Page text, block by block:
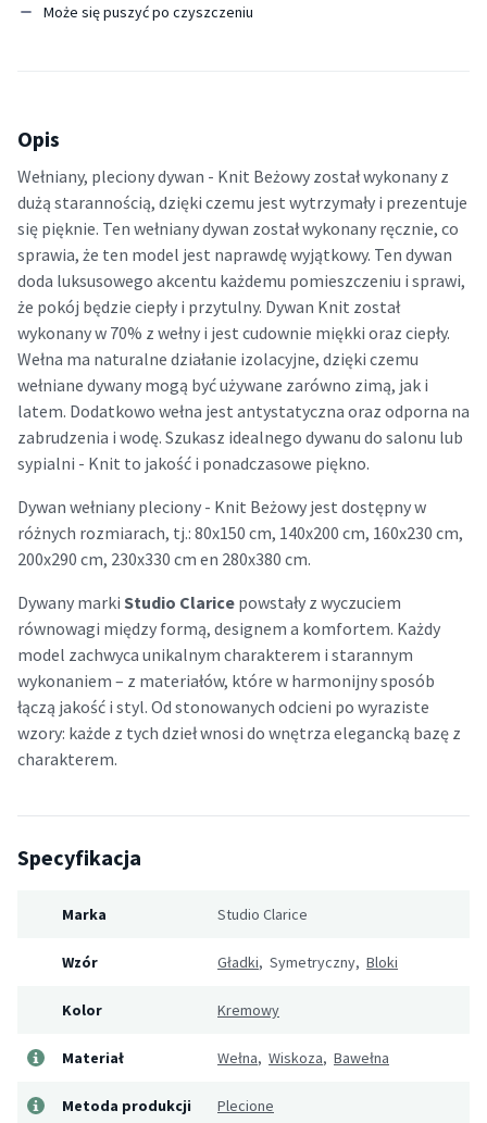
Może się puszyć po czyszczeniu
Opis
Wełniany, pleciony dywan - Knit Beżowy został wykonany z
dużą starannością, dzięki czemu jest wytrzymały i prezentuje
się pięknie. Ten wełniany dywan został wykonany ręcznie, co
sprawia, że ten model jest naprawdę wyjątkowy. Ten dywan
doda luksusowego akcentu każdemu pomieszczeniu i sprawi,
że pokój będzie ciepły i przytulny. Dywan Knit został
wykonany w 70% z wełny i jest cudownie miękki oraz ciepły.
Wełna ma naturalne działanie izolacyjne, dzięki czemu
wełniane dywany mogą być używane zarówno zimą, jak i
latem. Dodatkowo wełna jest antystatyczna oraz odporna na
zabrudzenia i wodę. Szukasz idealnego dywanu do salonu lub
sypialni - Knit to jakość i ponadczasowe piękno.
Dywan wełniany pleciony - Knit Beżowy jest dostępny w
różnych rozmiarach, tj.: 80x150 cm, 140x200 cm, 160x230 cm,
200x290 cm, 230x330 cm en 280x380 cm.
Dywany marki Studio Clarice powstały z wyczuciem
równowagi między formą, designem a komfortem. Każdy
model zachwyca unikalnym charakterem i starannym
wykonaniem – z materiałów, które w harmonijny sposób
łączą jakość i styl. Od stonowanych odcieni po wyraziste
wzory: każde z tych dzieł wnosi do wnętrza elegancką bazę z
charakterem.
Specyfikacja
Marka Studio Clarice
Wzór Gładki, Symetryczny, Bloki
Kolor Kremowy
Materiał Wełna, Wiskoza, Bawełna
Metoda produkcji Plecione